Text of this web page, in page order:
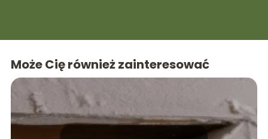
Może Cię również zainteresować